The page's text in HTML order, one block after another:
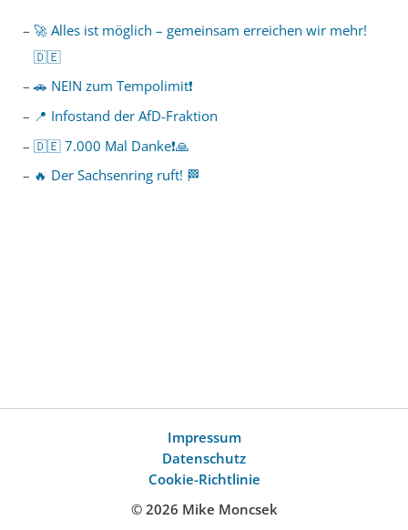
🚀 Alles ist möglich – gemeinsam erreichen wir mehr!
🇩🇪
🚗 NEIN zum Tempolimit❗️
📍 Infostand der AfD-Fraktion
🇩🇪 7.000 Mal Danke❗️🙏
🔥 Der Sachsenring ruft! 🏁
Impressum
Datenschutz
Cookie-Richtlinie
© 2026 Mike Moncsek